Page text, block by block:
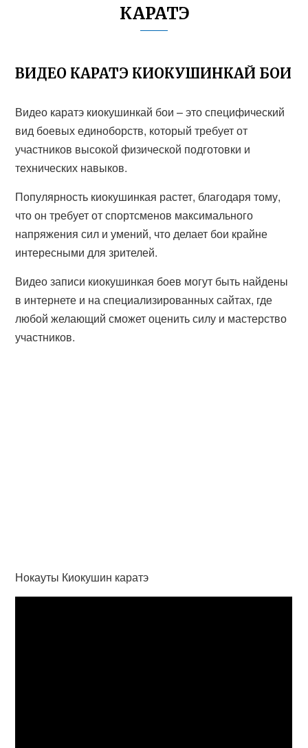
КАРАТЭ
ВИДЕО КАРАТЭ КИОКУШИНКАЙ БОИ
Видео каратэ киокушинкай бои – это специфический
вид боевых единоборств, который требует от
участников высокой физической подготовки и
технических навыков.
Популярность киокушинкая растет, благодаря тому,
что он требует от спортсменов максимального
напряжения сил и умений, что делает бои крайне
интересными для зрителей.
Видео записи киокушинкая боев могут быть найдены
в интернете и на специализированных сайтах, где
любой желающий сможет оценить силу и мастерство
участников.
Нокауты Киокушин каратэ